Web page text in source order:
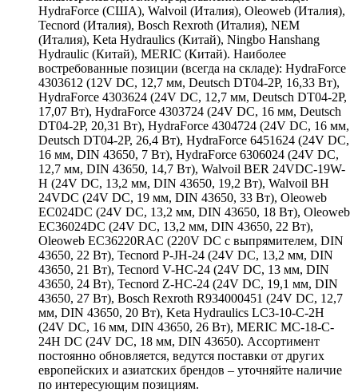
HydraForce (США), Walvoil (Италия), Oleoweb (Италия),
Tecnord (Италия), Bosch Rexroth (Италия), NEM
(Италия), Keta Hydraulics (Китай), Ningbo Hanshang
Hydraulic (Китай), MERIC (Китай). Наиболее
востребованные позиции (всегда на складе): HydraForce
4303612 (12V DC, 12,7 мм, Deutsch DT04-2P, 16,33 Вт),
HydraForce 4303624 (24V DC, 12,7 мм, Deutsch DT04-2P,
17,07 Вт), HydraForce 4303724 (24V DC, 16 мм, Deutsch
DT04-2P, 20,31 Вт), HydraForce 4304724 (24V DC, 16 мм,
Deutsch DT04-2P, 26,4 Вт), HydraForce 6451624 (24V DC,
16 мм, DIN 43650, 7 Вт), HydraForce 6306024 (24V DC,
12,7 мм, DIN 43650, 14,7 Вт), Walvoil BER 24VDC-19W-
H (24V DC, 13,2 мм, DIN 43650, 19,2 Вт), Walvoil BH
24VDC (24V DC, 19 мм, DIN 43650, 33 Вт), Oleoweb
EC024DC (24V DC, 13,2 мм, DIN 43650, 18 Вт), Oleoweb
EC36024DC (24V DC, 13,2 мм, DIN 43650, 22 Вт),
Oleoweb EC36220RAC (220V DC с выпрямителем, DIN
43650, 22 Вт), Tecnord P-JH-24 (24V DC, 13,2 мм, DIN
43650, 21 Вт), Tecnord V-HC-24 (24V DC, 13 мм, DIN
43650, 24 Вт), Tecnord Z-HC-24 (24V DC, 19,1 мм, DIN
43650, 27 Вт), Bosch Rexroth R934000451 (24V DC, 12,7
мм, DIN 43650, 20 Вт), Keta Hydraulics LC3-10-C-2H
(24V DC, 16 мм, DIN 43650, 26 Вт), MERIC MC-18-C-
24H DC (24V DC, 18 мм, DIN 43650). Ассортимент
постоянно обновляется, ведутся поставки от других
европейских и азиатских брендов – уточняйте наличие
по интересующим позициям.